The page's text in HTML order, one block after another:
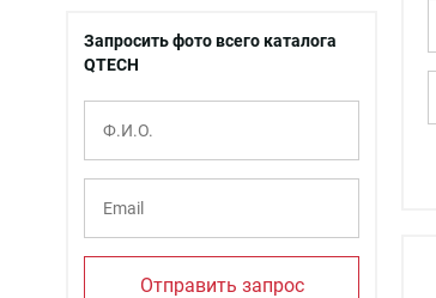
Запросить фото всего каталога
QTECH
Отправить запрос